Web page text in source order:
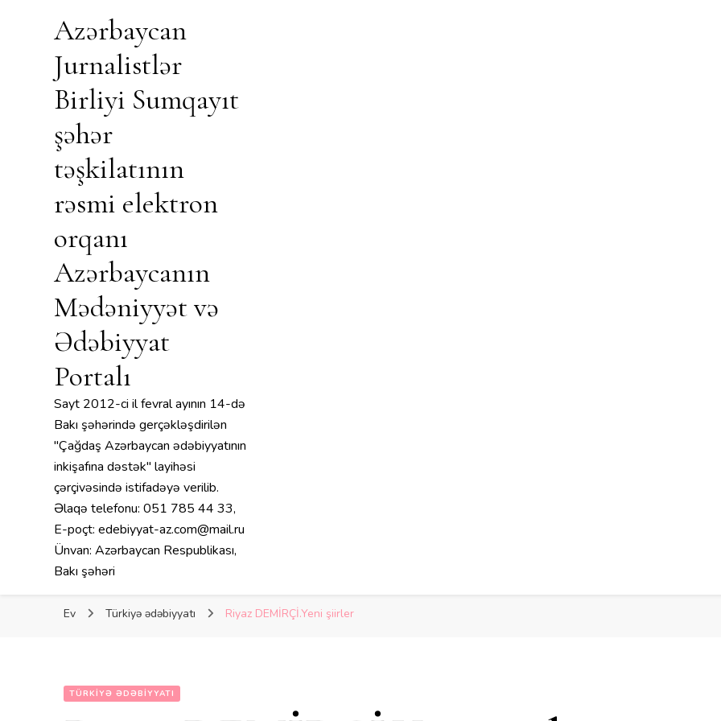
Azərbaycan
Jurnalistlər
Birliyi Sumqayıt
şəhər
təşkilatının
rəsmi elektron
orqanı
Azərbaycanın
Mədəniyyət və
Ədəbiyyat
Portalı
Sayt 2012-ci il fevral ayının 14-də
Bakı şəhərində gerçəkləşdirilən
"Çağdaş Azərbaycan ədəbiyyatının
inkişafına dəstək" layihəsi
çərçivəsində istifadəyə verilib.
Əlaqə telefonu: 051 785 44 33,
E-poçt: edebiyyat-az.com@mail.ru
Ünvan: Azərbaycan Respublikası,
Bakı şəhəri
Ev Türkiyə ədəbiyyatı Riyaz DEMİRÇİ.Yeni şiirler
TÜRKIYƏ ƏDƏBIYYATI